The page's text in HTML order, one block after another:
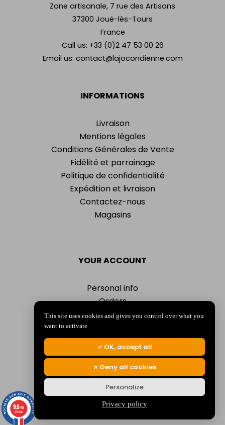
INFORMATIONS
Livraison
Mentions légales
Conditions Générales de Vente
Fidélité et parrainage
Politique de confidentialité
Expédition et livraison
Contactez-nous
Magasins
YOUR ACCOUNT
Personal info
Orders
Addresses
My alerts
Zone artisanale, 7 rue des Artisans
37300 Joué-lès-Tours
France
Call us: +33 (0)2 47 53 00 26
Email us: contact@lajocondienne.com
© 2026 La Jocondienne
Politique de confidentialité
9.6/10
375 avis
This site uses cookies and gives you control over what you
want to activate
OK, accept all
Deny all cookies
Personalize
Privacy policy